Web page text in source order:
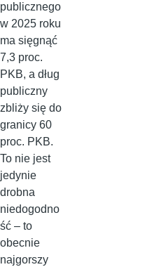
publicznego
w 2025 roku
ma sięgnąć
7,3 proc.
PKB, a dług
publiczny
zbliży się do
granicy 60
proc. PKB.
To nie jest
jedynie
drobna
niedogodno
ść – to
obecnie
najgorszy